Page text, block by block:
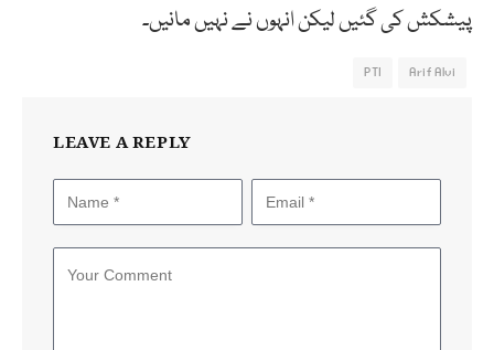
پیشکش کی گئیں لیکن انہوں نے نہیں مانیں۔
Arif Alvi
PTI
LEAVE A REPLY